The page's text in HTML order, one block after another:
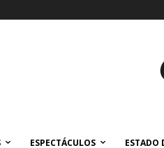
ESPECTÁCULOS ESTADO